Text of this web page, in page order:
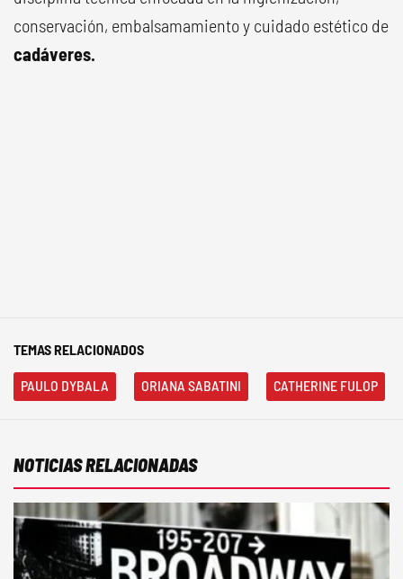
conservación, embalsamamiento y cuidado estético de
cadáveres.
TEMAS RELACIONADOS
PAULO DYBALA ORIANA SABATINI CATHERINE FULOP
NOTICIAS RELACIONADAS